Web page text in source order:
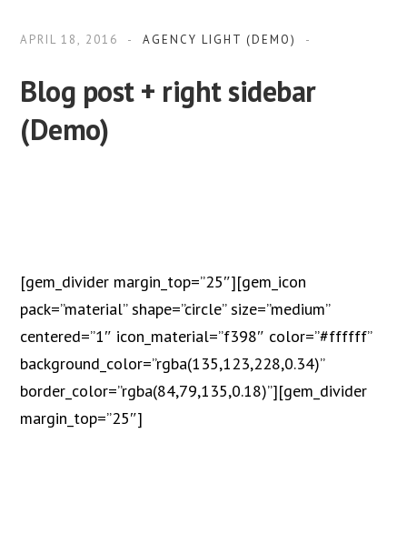
APRIL 18, 2016 AGENCY LIGHT (DEMO)
Blog post + right sidebar
(Demo)
[gem_divider margin_top=”25″][gem_icon
pack=”material” shape=”circle” size=”medium”
centered=”1″ icon_material=”f398″ color=”#ffffff”
background_color=”rgba(135,123,228,0.34)”
border_color=”rgba(84,79,135,0.18)”][gem_divider
margin_top=”25″]